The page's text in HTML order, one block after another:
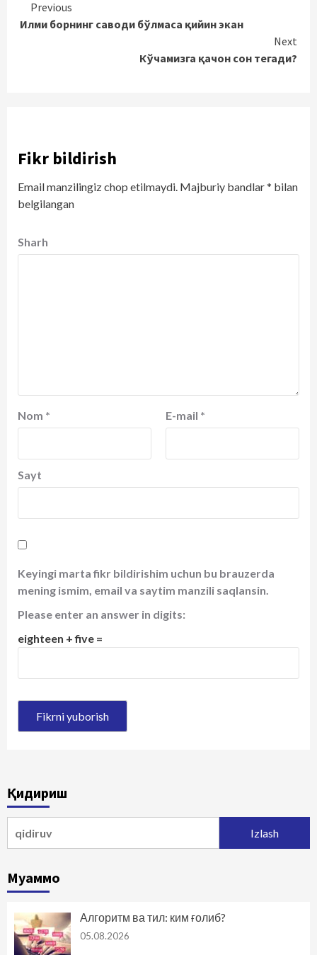
Continue
Reading
Previous
Илми борнинг саводи бўлмаса қийин экан
Next
Кўчамизга қачон сон тегади?
Fikr bildirish
Email manzilingiz chop etilmaydi. Majburiy bandlar* bilan
belgilangan
Sharh
Nom * E-mail *
Sayt
Keyingi marta fikr bildirishim uchun bu brauzerda
mening ismim, email va saytim manzili saqlansin.
Please enter an answer in digits:
eighteen + five =
Қидириш
Муаммо
Алгоритм ва тил: ким ғолиб?
05.08.2026